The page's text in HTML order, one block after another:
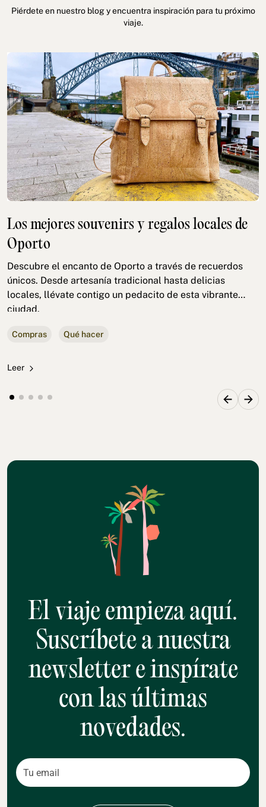
Piérdete en nuestro blog y encuentra inspiración para tu próximo
viaje.
Los mejores souvenirs y regalos locales de
Oporto
Descubre el encanto de Oporto a través de recuerdos
únicos. Desde artesanía tradicional hasta delicias
locales, llévate contigo un pedacito de esta vibrante
ciudad.
Compras Qué hacer
Leer
El viaje empieza aquí.
Suscríbete a nuestra
newsletter e inspírate
con las últimas
novedades.